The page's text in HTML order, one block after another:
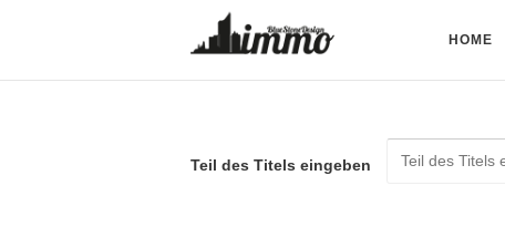
HOME
Teil des Titels eingeben